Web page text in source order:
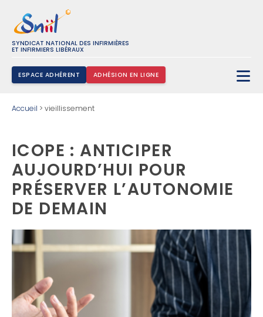
SYNDICAT NATIONAL DES INFIRMIÈRES
ET INFIRMIERS LIBÉRAUX
ESPACE ADHÉRENT ADHÉSION EN LIGNE
Accueil > vieillissement
ICOPE : ANTICIPER
AUJOURD’HUI POUR
PRÉSERVER L’AUTONOMIE
DE DEMAIN